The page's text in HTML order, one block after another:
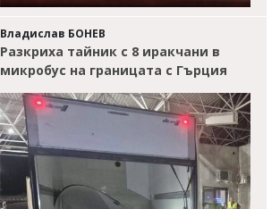
Владислав БОНЕВ
Разкриха тайник с 8 иракчани в
микробус на границата с Гърция